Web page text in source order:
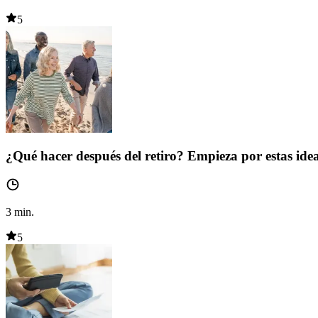
5
¿Qué hacer después del retiro? Empieza por estas
3 min.
5